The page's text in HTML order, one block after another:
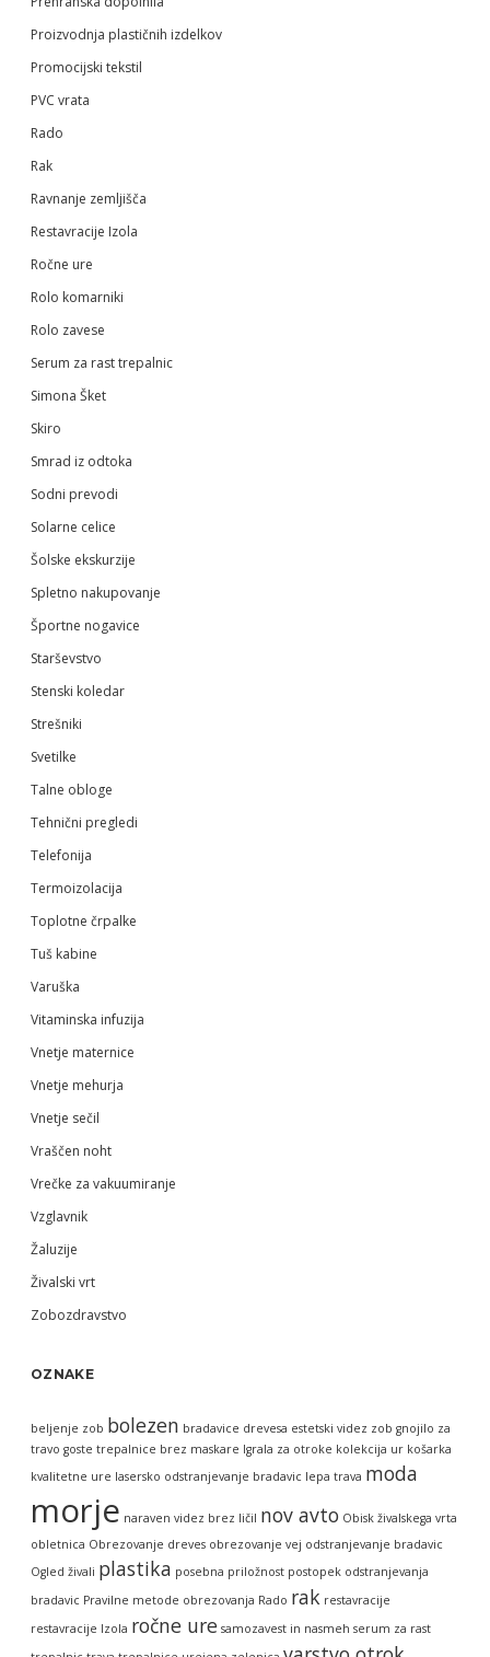
Proizvodnja plastičnih izdelkov
Promocijski tekstil
PVC vrata
Rado
Rak
Ravnanje zemljišča
Restavracije Izola
Ročne ure
Rolo komarniki
Rolo zavese
Serum za rast trepalnic
Simona Šket
Skiro
Smrad iz odtoka
Sodni prevodi
Solarne celice
Šolske ekskurzije
Spletno nakupovanje
Športne nogavice
Starševstvo
Stenski koledar
Strešniki
Svetilke
Talne obloge
Tehnični pregledi
Telefonija
Termoizolacija
Toplotne črpalke
Tuš kabine
Varuška
Vitaminska infuzija
Vnetje maternice
Vnetje mehurja
Vnetje sečil
Vraščen noht
Vrečke za vakuumiranje
Vzglavnik
Žaluzije
Živalski vrt
Zobozdravstvo
OZNAKE
beljenje zob bolezen bradavice drevesa estetski videz zob gnojilo za
travo goste trepalnice brez maskare Igrala za otroke kolekcija ur košarka
kvalitetne ure lasersko odstranjevanje bradavic lepa trava moda
morje naraven videz brez ličil nov avto Obisk živalskega vrta
obletnica Obrezovanje dreves obrezovanje vej odstranjevanje bradavic
Ogled živali plastika posebna priložnost postopek odstranjevanja
bradavic Pravilne metode obrezovanja Rado rak restavracije
restavracije Izola ročne ure samozavest in nasmeh serum za rast